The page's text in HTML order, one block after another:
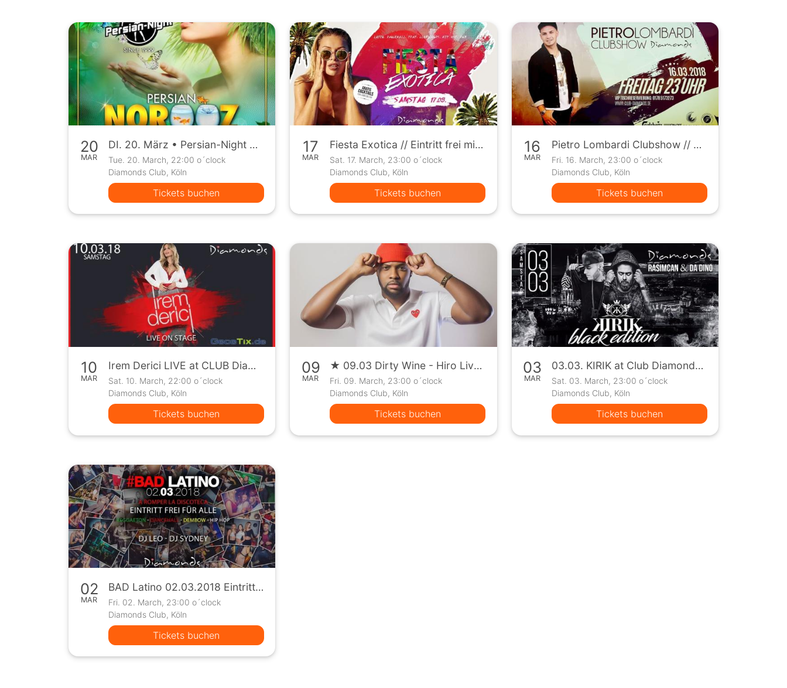
20
MAR
DI. 20. März • Persian-Night Norooz-Special • Diamonds Club Köln
Tue. 20. March, 22:00 o´clock
Diamonds Club, Köln
Tickets buchen
17
MAR
Fiesta Exotica // Eintritt frei mit FB-Zusage bis 24 Uhr
Sat. 17. March, 23:00 o´clock
Diamonds Club, Köln
Tickets buchen
16
MAR
Pietro Lombardi Clubshow // FR. 16.03
Fri. 16. March, 23:00 o´clock
Diamonds Club, Köln
Tickets buchen
10
MAR
Irem Derici LIVE at CLUB Diamonds
Sat. 10. March, 22:00 o´clock
Diamonds Club, Köln
Tickets buchen
09
MAR
★ 09.03 Dirty Wine - Hiro Live Clubshow + Special Guest ★
Fri. 09. March, 23:00 o´clock
Diamonds Club, Köln
Tickets buchen
03
MAR
03.03. KIRIK at Club Diamonds with DJ Rasimcan & DA DINO
Sat. 03. March, 23:00 o´clock
Diamonds Club, Köln
Tickets buchen
02
MAR
BAD Latino 02.03.2018 Eintritt frei für alle
Fri. 02. March, 23:00 o´clock
Diamonds Club, Köln
Tickets buchen